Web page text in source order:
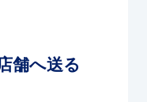
舗へ送る